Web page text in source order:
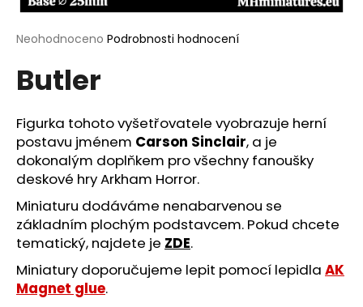
Průměrné
produktu
je
z
5
hvězdiček.
Neohodnoceno Podrobnosti hodnocení
Butler
Figurka tohoto vyšetřovatele vyobrazuje herní
postavu jménem Carson Sinclair, a je
dokonalým doplňkem pro všechny fanoušky
deskové hry Arkham Horror.
Miniaturu dodáváme nenabarvenou se
základním plochým podstavcem. Pokud chcete
tematický, najdete je ZDE.
Miniatury doporučujeme lepit pomocí lepidla AK
Magnet glue.
a
j
t
HLEDAT
o
p